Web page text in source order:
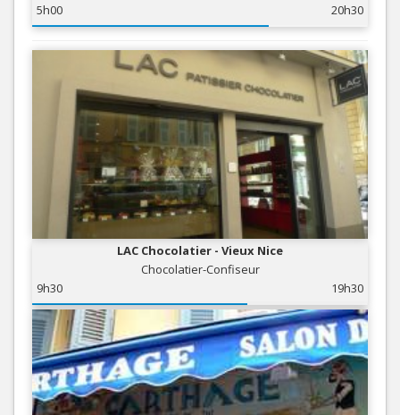
5h00
20h30
LAC Chocolatier - Vieux Nice
Chocolatier-Confiseur
9h30
19h30